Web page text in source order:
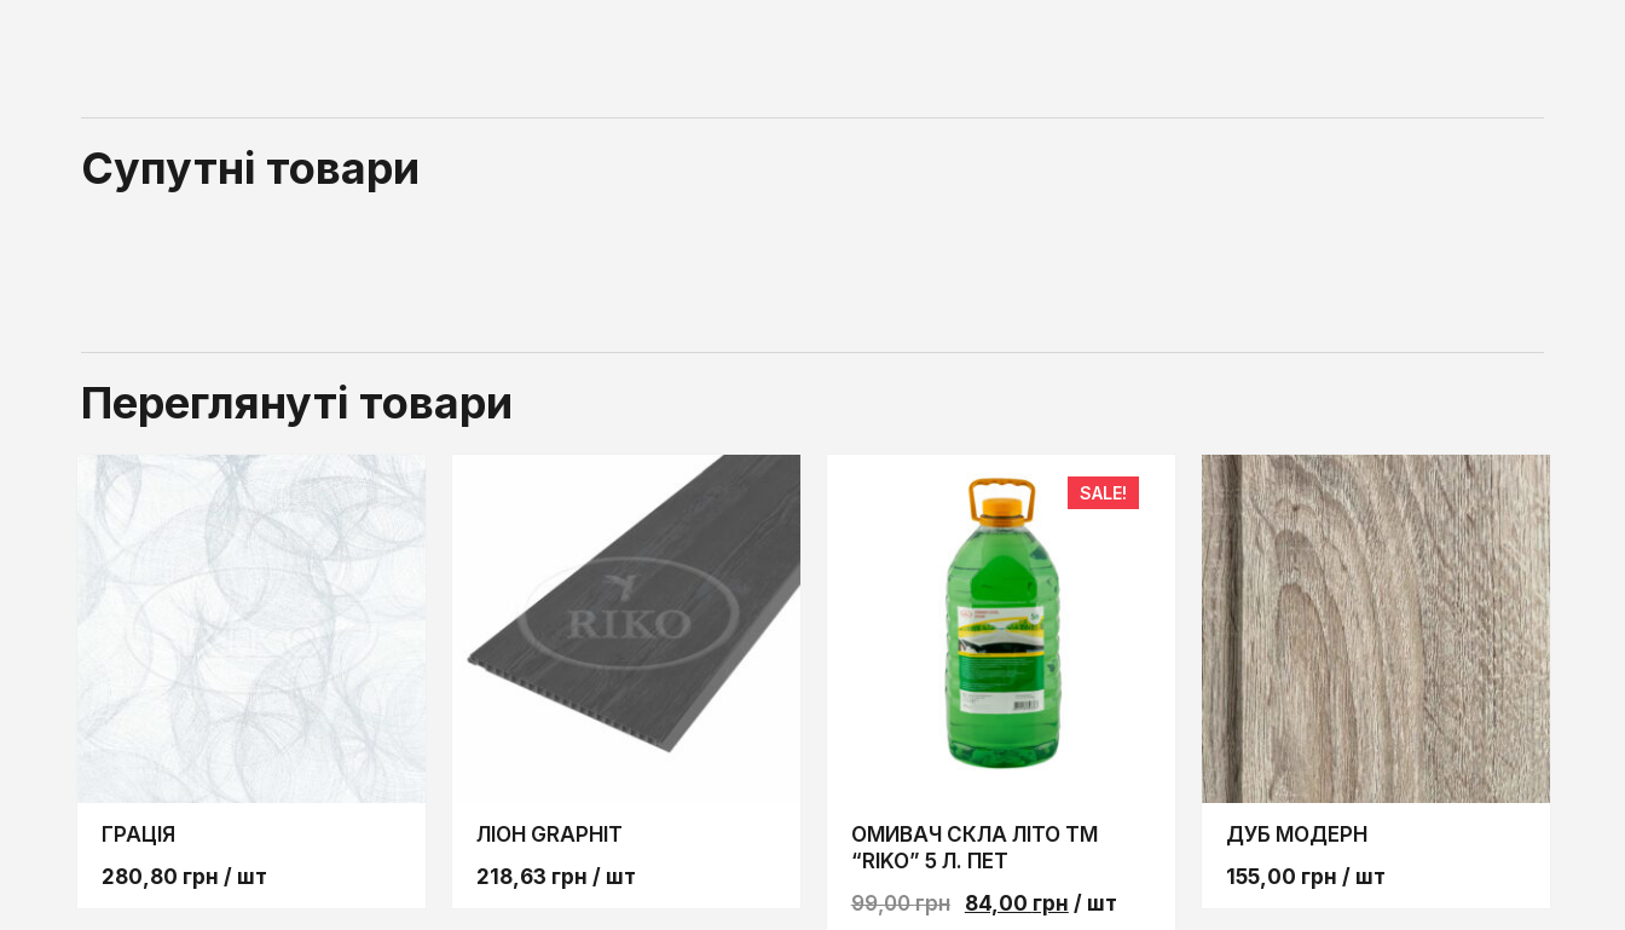
Супутні товари
Переглянуті товари
ГРАЦІЯ
280,80 грн / шт
ЛІОН GRAPHIT
218,63 грн / шт
SALE!
ОМИВАЧ СКЛА ЛIТО ТМ
“RIKO” 5 Л. ПЕТ
99,00грн 84,00 грн / шт
ДУБ МОДЕРН
155,00 грн / шт